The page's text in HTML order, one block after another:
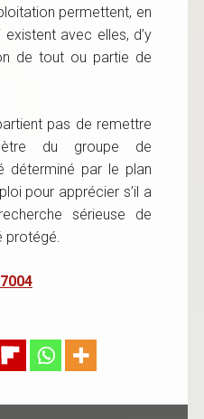
permettent, en
avec elles, d’y
de tout ou partie de
pas de remettre
du groupe de
déterminé par le plan
pour apprécier s’il a
sérieuse de
protégé.